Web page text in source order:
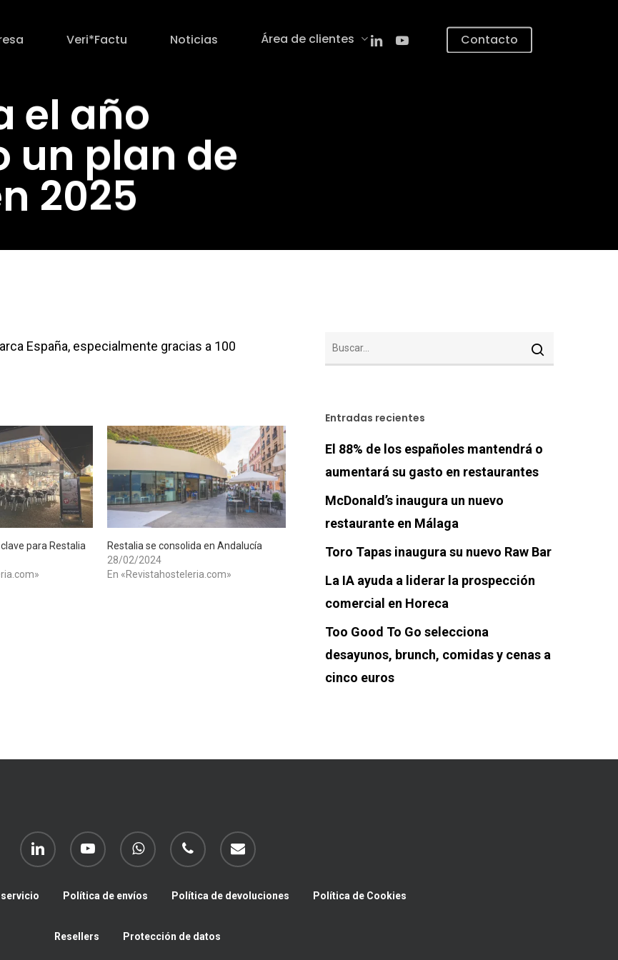
Veri*Factu Noticias Área de clientes linkedinyoutube Contacto
el año
un plan de
2025
España, especialmente gracias a 100
para Restalia
Restalia se consolida en Andalucía
28/02/2024
En «Revistahosteleria.com»
Entradas recientes
El 88% de los españoles mantendrá o
aumentará su gasto en restaurantes
McDonald’s inaugura un nuevo
restaurante en Málaga
Toro Tapas inaugura su nuevo Raw Bar
La IA ayuda a liderar la prospección
comercial en Horeca
Too Good To Go selecciona
desayunos, brunch, comidas y cenas a
cinco euros
linkedin youtube whatsapp phone email
Política de envíos Política de devoluciones Política de Cookies
Resellers Protección de datos